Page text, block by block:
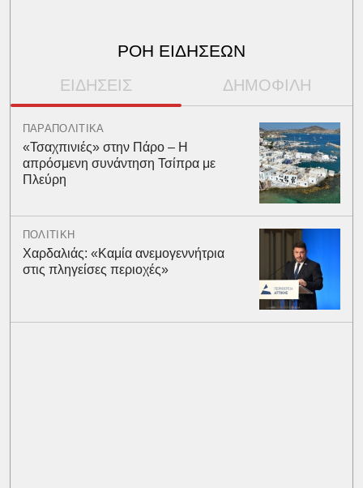
ΡΟΗ ΕΙΔΗΣΕΩΝ
ΕΙΔΗΣΕΙΣ ΔΗΜΟΦΙΛΗ
ΠΑΡΑΠΟΛΙΤΙΚΑ
«Τσαχπινιές» στην Πάρο – Η
απρόσμενη συνάντηση Τσίπρα με
Πλεύρη
ΠΟΛΙΤΙΚΗ
Χαρδαλιάς: «Καμία ανεμογεννήτρια
στις πληγείσες περιοχές»